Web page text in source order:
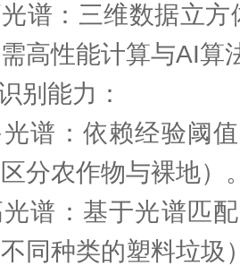
：三维数据立方
高性能计算与AI算
能力：
：依赖经验阈值
分农作物与裸地）
：基于光谱匹配
同种类的塑料垃圾